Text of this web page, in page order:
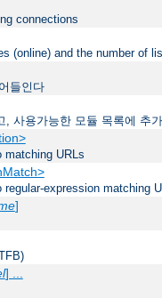
connections
(online) and the number of
들인다
, 사용가능한 모듈 목록에 추
matching URLs
expression matching
]
] ...